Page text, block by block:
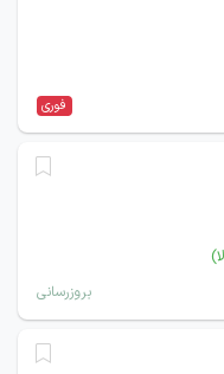
فوری
بروزرسانی